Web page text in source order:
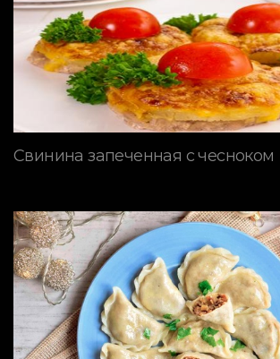
Свинина запеченная с чесноком